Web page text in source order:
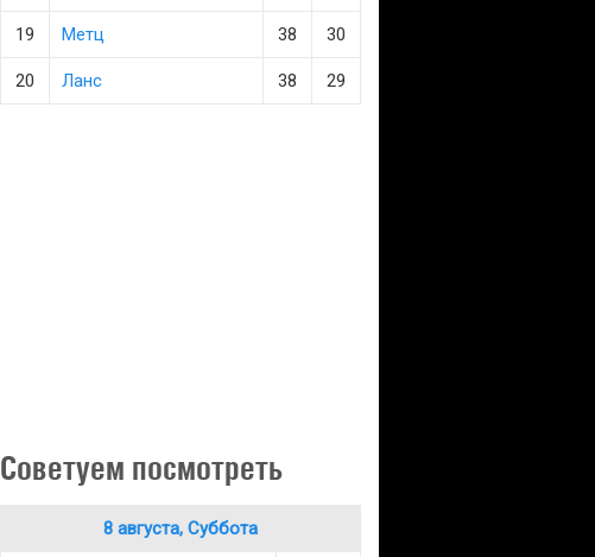
19 Метц 38 30
20 Ланс 38 29
Советуем посмотреть
8 августа, Суббота